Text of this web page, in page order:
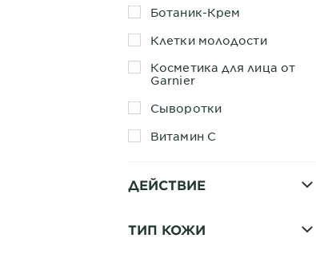
Ботаник-Крем
Клетки молодости
Косметика для лица от
Garnier
Сыворотки
Витамин C
ДЕЙСТВИЕ
ТИП КОЖИ